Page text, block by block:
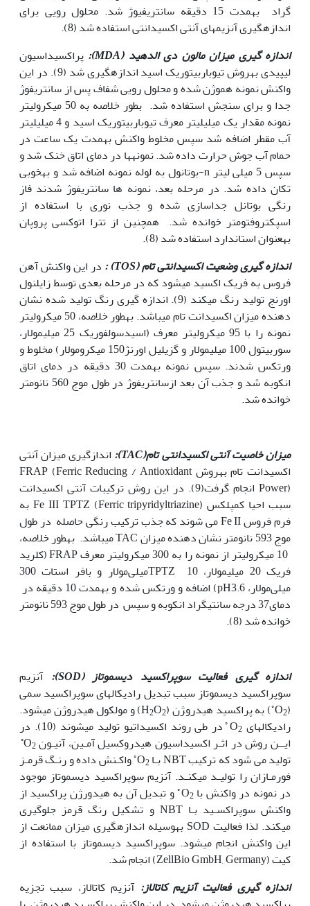
گراد به‫مدت 15 دقیقه سانتریفیوژ شد. محلول رویی برای
اندازه‫گیری آنزیم‫های آنتی اکسیدانتی استفاده شد (8).
اندازه گیری میزان مالون دی الدهید (MDA
): پراکسیداسیون
لیپیدی به‫روش تیوباربیتوریک اسید اندازه‫گیری شد (9). در این
واکنش نمونه هموژن شده و محلول رویی شفاف پس از سانتریفوژ
جدا و برای سنجش استفاده شد. بطور خلاصه به 50 میکرولیتر
نمونه مقدار یک میلی‫لیتر معرف تیوباربیتوریک اسید و 4 میلی‫لیتر
آب مقطر اضافه شد سپس مخلوط واکنش به‫مدت یک ساعت در
حمام آب جوش حرارت داده شد. نمونه‫ها در دمای اتاق خنک شد و
سپس 5 میلی لیتر n-بوتانول به لوله نمونه اضافه شد و به‫خوبی
تکان داده شد. در مرحله بعد، نمونه ها سانتریفوژ شدند فاز
رنگی بوتانل جداسازی شده و جذب نوری با استفاده از
اسپکتروفتومتر خوانده شد. همچنین از تترا اتوکسی پروپان
به‫عنوان استاندارد استفاده شد (8).
اندازه گیری وضعیت اکسیدانتی تام(TOS
)
: در این واکنش آهن
فروس به فریک اکسید می‫شود که در مرحله بعدی توسط زایلنول
اورنج تولید رنگ می‫کند (9). اندازه گیری رنگ تولید شده نشان
دهنده میزان اکسیدانت تام می‫باشد. به‫طور خلاصه، 50 میکرولیتر
نمونه را با 95 میکرولیتر معرف (اسیدسولفوریک 25 میلی‫مولار،
سوربیتول 100 میلی‫مولار و گزیلیل اورنژ150 میکرومولار) مخلوط و
ورتکس شدند. سپس نمونه به‫مدت 30 دقیقه در دمای اتاق
انکوبه شد و جذب آن بعد ازسانتریفوژ در طول موج 560 نانومتر
خوانده شد.
میزان خاصیت آنتی اکسیدانتی تام(
TAC
): اندازگیری میزان آنتی
اکسیدانت تام به‫روش FRAP (Ferric Reducing / Antioxidant
Power) انجام گرفت(9). در این روش ترکیبات آنتی اکسیدانت
سبب احیا کمپلکس (Ferric tripyridyltriazine) Fe III TPTZ به
فرم فروس Fe II می شوند که جذب ترکیب رنگی حاصله در طول
موج 593 نانومتر نشان دهنده میزان TAC می‫باشد. به‫طور خلاصه،
10 میکرولیتر از نمونه را به 300 میکرولیتر معرف FRAP (کلرید
فریک 20 میلی‫مولار، TPTZ 10میلی‌مولار و بافر استات 300
میلی‌مولار، pH3.6) اضافه و ورتکس شده و به‫مدت 10 دقیقه در
دمای37 درجه سانتی‫گراد انکوبه و سپس در طول موج 593 نانومتر
خوانده شد (8).
اندازه گیری فعالیت سوپراکسید دیسموتاز (SOD
): آنزیم
سوپراکسید دیسموتاز سبب تبدیل رادیکالهای سوپراکسید سمی
(O
2
◦) به پراکسید هیدرو‍‍‍ژن (H 2O2
) و مولکول هیدروژن می‫شود.
رادیکال‫های O
2
◦
در طی روند اکسیداتیو تولید می‫شوند (10). در
ایــن روش در اثـر اکسیداسیون هیدروکسیل آمـین، آنیـون O2
◦
تولید می شود که ترکیب NBT بـا O 2
◦واکـنش داده و رنـگ قرمـز
فورمـازان را تولیـد می‫کنـد. آنزیم سوپراکسید دیسموتاز موجود
در نمونه در واکنش با O2
◦و تبدیل آن به هیدورژن پراکسید از
واکنش سوپراکسـید بـا NBT و تشکیل رنگ قرمز جلوگیری
میکند. لذا فعالیت SOD به‫وسیله اندازه­گیری میزان ممانعت از
این واکنش انجام می­شود. سوپراکسید دیسموتاز با استفاده از
کیت (ZellBio GmbH, Germany) انجام شد.
اندازه گیری فعالیت آنزیم کاتالاز: آنزیم کاتالاز، سبب تجزیه